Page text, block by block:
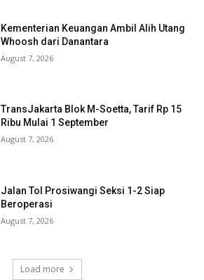
Kementerian Keuangan Ambil Alih Utang
Whoosh dari Danantara
August 7, 2026
TransJakarta Blok M-Soetta, Tarif Rp 15
Ribu Mulai 1 September
August 7, 2026
Jalan Tol Prosiwangi Seksi 1-2 Siap
Beroperasi
August 7, 2026
Load more